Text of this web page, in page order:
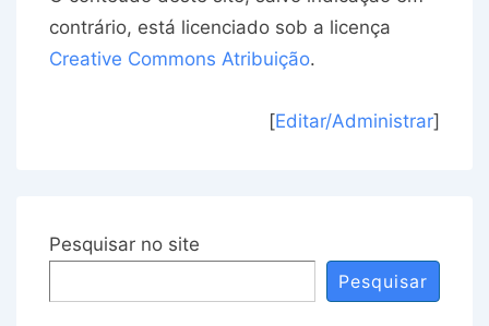
contrário, está licenciado sob a licença
Creative Commons Atribuição.
[Editar/Administrar]
Pesquisar no site
Pesquisar